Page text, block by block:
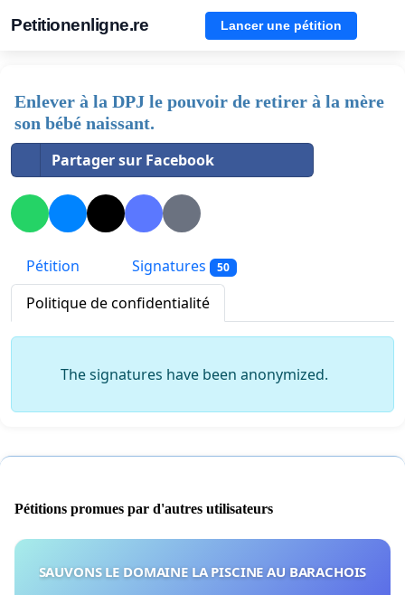
Petitionenligne.re Lancer une pétition
Enlever à la DPJ le pouvoir de retirer à la mère
son bébé naissant.
Partager sur Facebook
Pétition Signatures 50
Politique de confidentialité
The signatures have been anonymized.
Pétitions promues par d'autres utilisateurs
SAUVONS LE DOMAINE LA PISCINE AU BARACHOIS